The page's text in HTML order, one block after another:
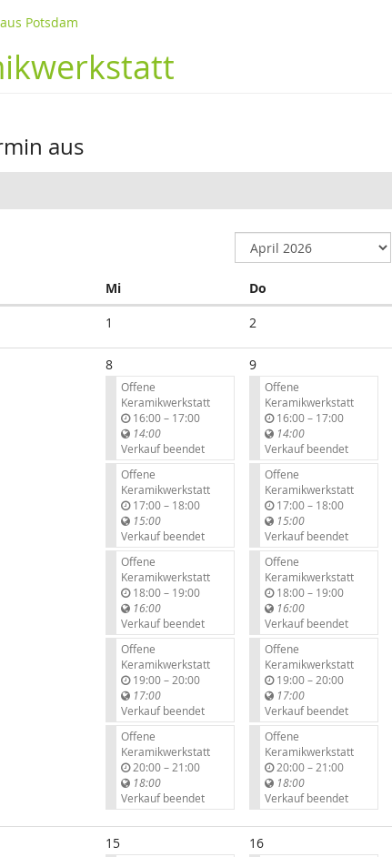
Potsdam
aus
MiMittwoch Do
1 2
8
Offene
Keramikwerkstatt
16:00–b
s
17:00
14:00
Verkauf beendet
Offene
Keramikwerkstatt
17:00–b
s
18:00
15:00
Verkauf beendet
Offene
Keramikwerkstatt
18:00–b
s
19:00
16:00
Verkauf beendet
Offene
Keramikwerkstatt
19:00–b
s
20:00
17:00
Verkauf beendet
Offene
Keramikwerkstatt
20:00–b
s
21:00
18:00
Verkauf beendet
9
Offene
Keramikwerkstatt
16:00–b
s
17:00
14:00
Verkauf beendet
Offene
Keramikwerkstatt
17:00–b
s
18:00
15:00
Verkauf beendet
Offene
Keramikwerkstatt
18:00–b
s
19:00
16:00
Verkauf beendet
Offene
Keramikwerkstatt
19:00–b
s
20:00
17:00
Verkauf beendet
Offene
Keramikwerkstatt
20:00–b
s
21:00
18:00
Verkauf beendet
15 16